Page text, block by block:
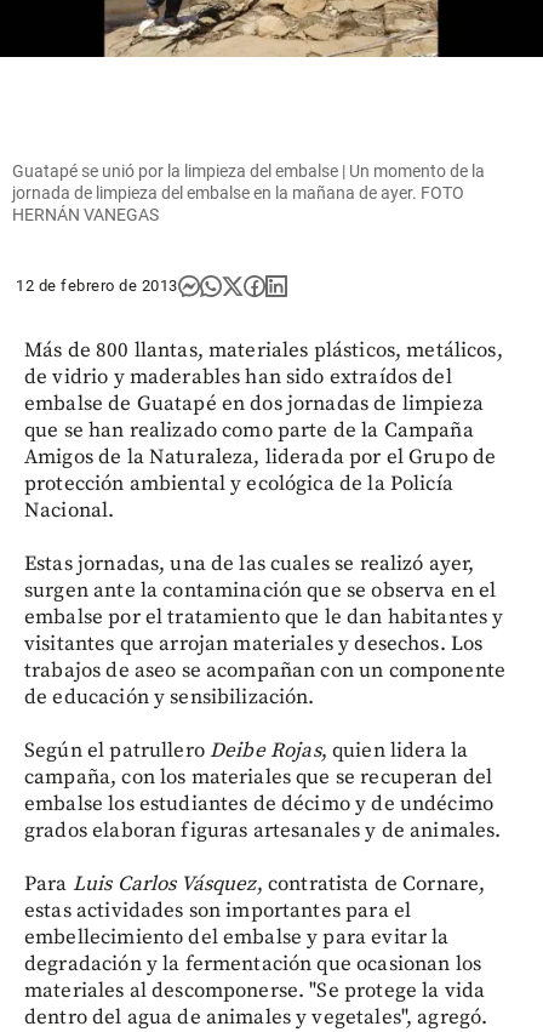
Guatapé se unió por la limpieza del embalse | Un momento de la
jornada de limpieza del embalse en la mañana de ayer. FOTO
HERNÁN VANEGAS
12 de febrero de 2013
Más de 800 llantas, materiales plásticos, metálicos,
de vidrio y maderables han sido extraídos del
embalse de Guatapé en dos jornadas de limpieza
que se han realizado como parte de la Campaña
Amigos de la Naturaleza, liderada por el Grupo de
protección ambiental y ecológica de la Policía
Nacional.
Estas jornadas, una de las cuales se realizó ayer,
surgen ante la contaminación que se observa en el
embalse por el tratamiento que le dan habitantes y
visitantes que arrojan materiales y desechos. Los
trabajos de aseo se acompañan con un componente
de educación y sensibilización.
Según el patrulleroDeibe Rojas, quien lidera la
campaña, con los materiales que se recuperan del
embalse los estudiantes de décimo y de undécimo
grados elaboran figuras artesanales y de animales.
Para Luis Carlos Vásquez, contratista de Cornare,
estas actividades son importantes para el
embellecimiento del embalse y para evitar la
degradación y la fermentación que ocasionan los
materiales al descomponerse. "Se protege la vida
dentro del agua de animales y vegetales", agregó.